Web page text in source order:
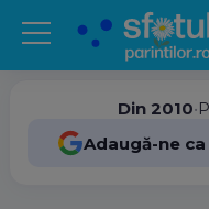
Din 2010•
Adaugă-ne